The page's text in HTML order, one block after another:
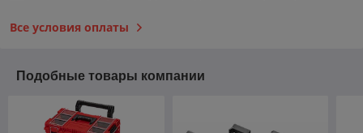
Все условия оплаты
Подобные товары компании